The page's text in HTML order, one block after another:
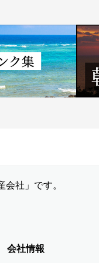
社」です。
会社情報